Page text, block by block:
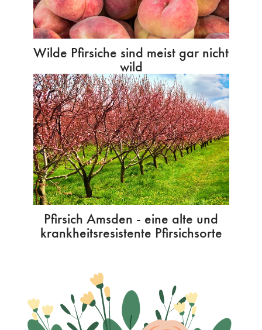
Wilde Pfirsiche sind meist gar nicht
wild
Pfirsich Amsden - eine alte und
krankheitsresistente Pfirsichsorte